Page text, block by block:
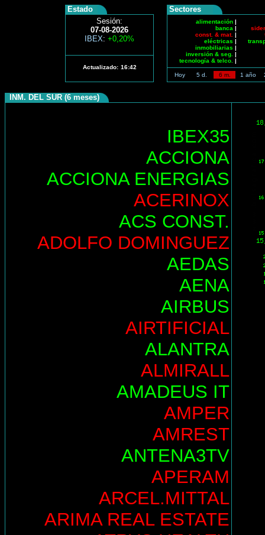
Estado
Sesión:
07-08-2026
IBEX: +0,20%
Actualizado: 16:42
Sectores
alimentación |
banca |
const. & mat. |
eléctricas |
inmobiliarias |
inversión & seg. |
tecnología & telco. |
Hoy 5 d. 6 m. 1 año
INM. DEL SUR (6 meses)
IBEX35
ACCIONA
ACCIONA ENERGIAS
ACERINOX
ACS CONST.
ADOLFO DOMINGUEZ
AEDAS
AENA
AIRBUS
AIRTIFICIAL
ALANTRA
ALMIRALL
AMADEUS IT
AMPER
AMREST
ANTENA3TV
APERAM
ARCEL.MITTAL
ARIMA REAL ESTATE